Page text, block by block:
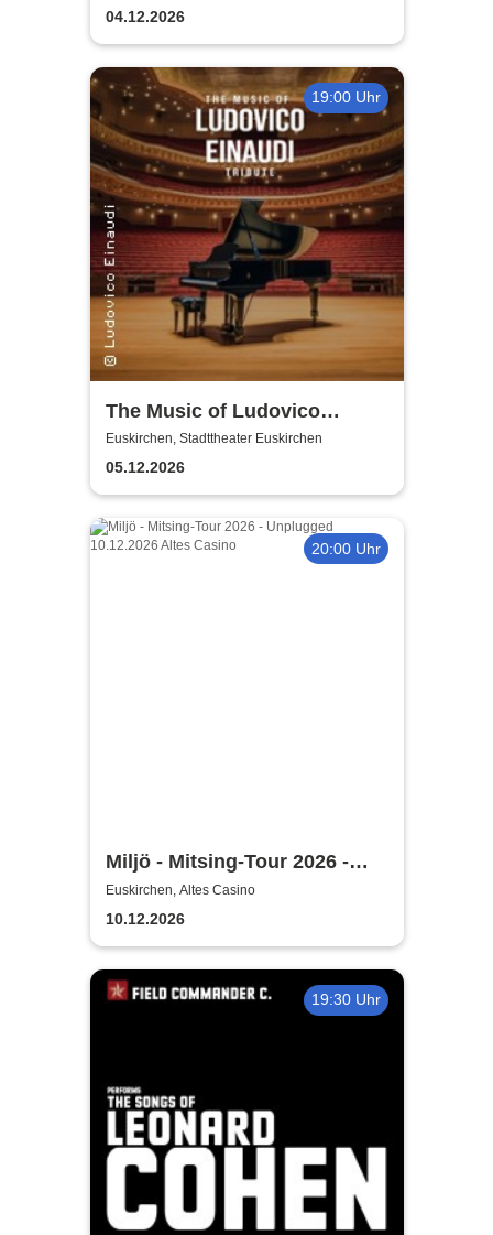
04.12.2026
19:00 Uhr
The Music of Ludovico
Einaudi: Tribute-
Klavierkonzert - Ludovico
Einaudi Tribute bei
Kerzenschein
Euskirchen, Stadttheater Euskirchen
05.12.2026
20:00 Uhr
Miljö - Mitsing-Tour 2026 -
Unplugged
Euskirchen, Altes Casino
10.12.2026
19:30 Uhr